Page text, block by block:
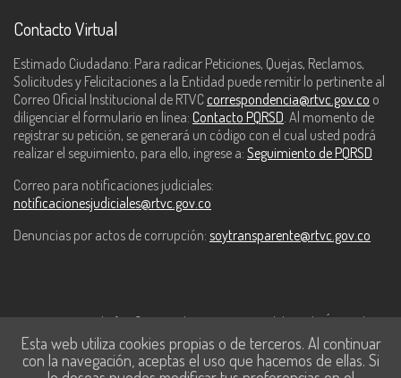
Contacto Virtual
Estimado Ciudadano: Para radicar Peticiones, Quejas, Reclamos,
Solicitudes y Felicitaciones a la Entidad puede remitir lo pertinente al
Correo Oficial Institucional de RTVC correspondencia@rtvc.gov.co o
diligenciar el formulario en línea: Contacto PQRSD. Al momento de
registrar su petición, se generará un código con el cual usted podrá
realizar el seguimiento, para ello, ingrese a: Seguimiento de PQRSD
Correo para notificaciones judiciales:
notificacionesjudiciales@rtvc.gov.co
Denuncias por actos de corrupción: soytransparente@rtvc.gov.co
Este contenido fue financiado con recursos del Fondo Único de
Tecnologías de la Información y las Comunicaciones de MinTic.
Esta web utiliza cookies propias o de terceros. Al continuar
con la navegación, aceptas el uso que hacemos de ellas. Si